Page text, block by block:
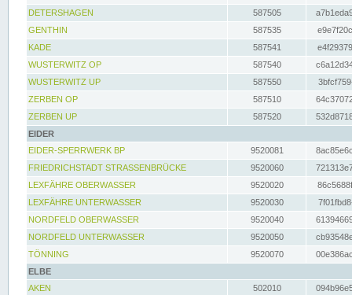
DETERSHAGEN
587505
GENTHIN
587535
KADE
587541
WUSTERWITZ OP
587540
WUSTERWITZ UP
587550
ZERBEN OP
587510
ZERBEN UP
587520
EIDER
EIDER-SPERRWERK BP
9520081
FRIEDRICHSTADT STRASSENBRÜCKE
9520060
LEXFÄHRE OBERWASSER
9520020
LEXFÄHRE UNTERWASSER
9520030
NORDFELD OBERWASSER
9520040
NORDFELD UNTERWASSER
9520050
TÖNNING
9520070
ELBE
AKEN
502010